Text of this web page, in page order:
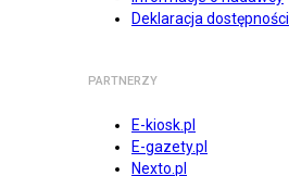
Deklaracja dostępności
PARTNERZY
E-kiosk.pl
E-gazety.pl
Nexto.pl